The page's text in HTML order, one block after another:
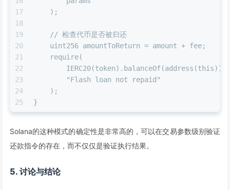
17
18
19
20
21
22
23
24
25
    );
    // 检查代币是否被归还
    uint256 amountToReturn = amount + fee;
    require(
IERC20(token).balanceOf(address(this))
        "Flash loan not repaid"
    );
}
Solana的这种模式的确定性是非常高的，可以在交易参数级别验证
还款指令的存在，而不仅仅是验证执行结果。
5. 讨论与结论